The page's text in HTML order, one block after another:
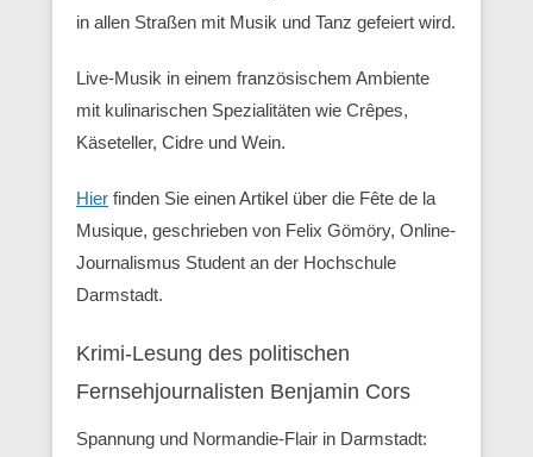
in allen Straßen mit Musik und Tanz gefeiert wird.
Live-Musik in einem französischem Ambiente
mit kulinarischen Spezialitäten wie Crêpes,
Käseteller, Cidre und Wein.
Hier finden Sie einen Artikel über die Fête de la
Musique, geschrieben von Felix Gömöry, Online-
Journalismus Student an der Hochschule
Darmstadt.
Krimi-Lesung des politischen
Fernsehjournalisten Benjamin Cors
Spannung und Normandie-Flair in Darmstadt: